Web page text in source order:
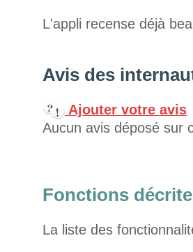
L'appli recense déjà
Avis des
Ajouter votre avis
Aucun avis déposé sur
Fonctions
La liste des